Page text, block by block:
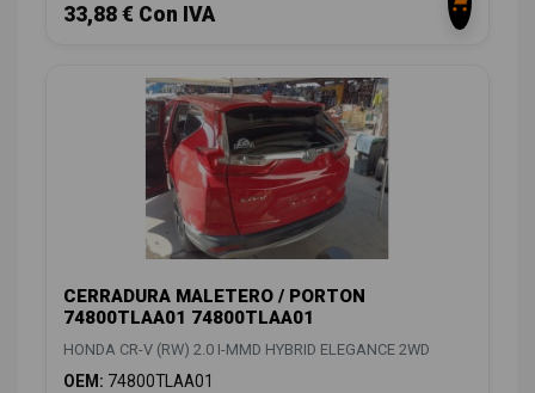
33,88 € Con IVA
CERRADURA MALETERO / PORTON
74800TLAA01 74800TLAA01
HONDA CR-V (RW) 2.0 I-MMD HYBRID ELEGANCE 2WD
OEM: 74800TLAA01